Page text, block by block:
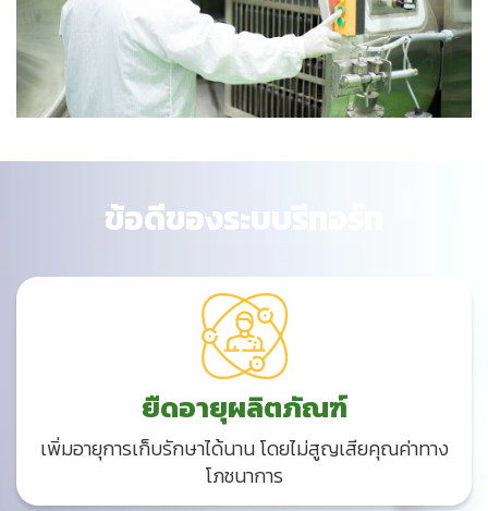
ข้อดีของระบบรีทอร์ท
ยืดอายุผลิตภัณฑ์
เพิ่มอายุการเก็บรักษาได้นาน โดยไม่สูญเสียคุณค่าทาง
โภชนาการ